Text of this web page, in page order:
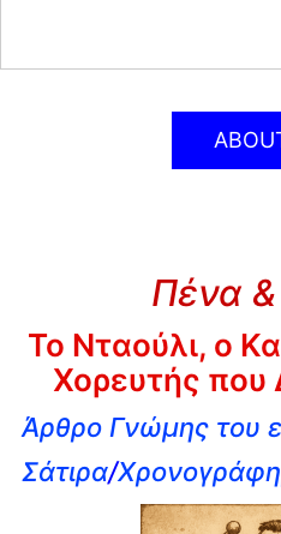
Πένα
Το Νταούλι, ο
Χορευτής που
Άρθρο Γνώμης του
Σάτιρα/